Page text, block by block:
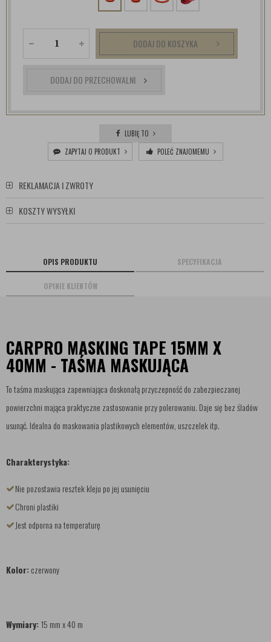
DODAJ DO KOSZYKA
DODAJ DO PRZECHOWALNI
LUBIĘ TO
ZAPYTAJ O PRODUKT
POLEĆ ZNAJOMEMU
REKLAMACJA I ZWROTY
KOSZTY WYSYŁKI
OPIS PRODUKTU SPECYFIKACJA
OPINIE KLIENTÓW
CARPRO MASKING TAPE 15MM X
40MM - TAŚMA MASKUJĄCA
To taśma maskująca zapewniająca doskonałą przyczepność do zabezpieczanej
powierzchni mająca praktyczne zastosowanie przy polerowaniu. Daje się bez śladów
usunąć. Idealna do maskowania plastikowych elementów, uszczelek itp.
Charakterystyka:
Nie pozostawia resztek kleju po jej usunięciu
Chroni plastiki
Jest odporna na temperaturę
Kolor:czerwony
Wymiary:15 mm x 40 m